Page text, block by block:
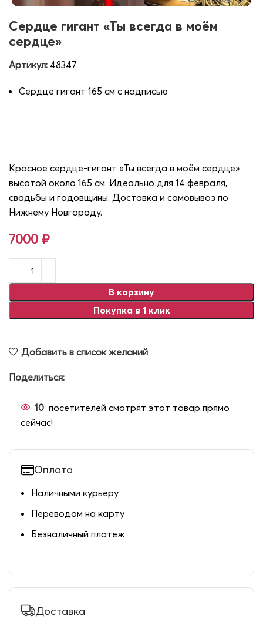
Сердце гигант «Ты всегда в моём
сердце»
Артикул: 48347
Сердце гигант 165 см с надписью
Красное сердце‑гигант «Ты всегда в моём сердце»
высотой около 165 см. Идеально для 14 февраля,
свадьбы и годовщины. Доставка и самовывоз по
Нижнему Новгороду.
7000 ₽
В корзину
Покупка в 1 клик
Добавить в список желаний
Поделиться:
10 посетителей смотрят этот товар прямо
сейчас!
Оплата
Наличными курьеру
Переводом на карту
Безналичный платеж
Доставка